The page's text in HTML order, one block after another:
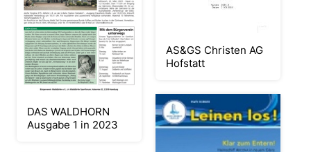
DAS WALDHORN
Ausgabe 1 in 2023
AS&GS Christen AG
Hofstatt